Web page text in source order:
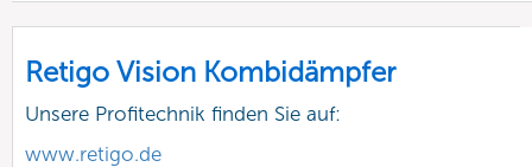
Retigo Vision Kombidämpfer
Unsere Profitechnik finden Sie auf:
www.retigo.de